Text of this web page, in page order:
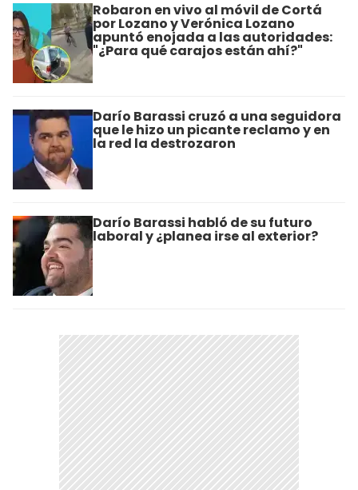
Robaron en vivo al móvil de Cortá
por Lozano y Verónica Lozano
apuntó enojada a las autoridades:
"¿Para qué carajos están ahí?"
Darío Barassi cruzó a una seguidora
que le hizo un picante reclamo y en
la red la destrozaron
Darío Barassi habló de su futuro
laboral y ¿planea irse al exterior?